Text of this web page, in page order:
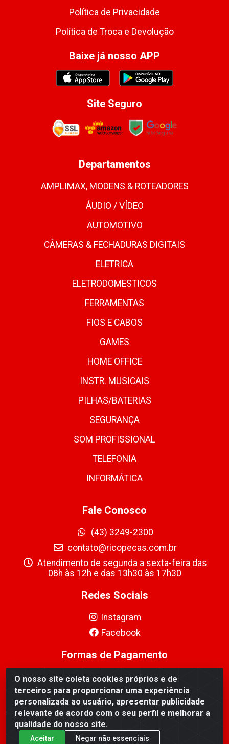
O nosso site coleta cookies próprios e de
terceiros para proporcionar uma experiência
personalizada ao usuário, apresentar publicidade
relevante de acordo com o seu perfil e melhorar a
qualidade do nosso site.
Aceitar Negar não essenciais
Política de Privacidade
Política de Troca e Devolução
Baixe já nosso APP
Site Seguro
Departamentos
AMPLIMAX, MODENS & ROTEADORES
ÁUDIO / VÍDEO
AUTOMOTIVO
CÂMERAS & FECHADURAS DIGITAIS
ELETRICA
ELETRODOMESTICOS
FERRAMENTAS
FIOS E CABOS
GAMES
HOME OFFICE
INSTR. MUSICAIS
PILHAS/BATERIAS
SEGURANÇA
SOM PROFISSIONAL
TELEFONIA
INFORMÁTICA
Fale Conosco
(43) 3249-2300
contato@ricopecas.com.br
Atendimento de segunda a sexta-feira das
08h às 12h e das 13h30 às 17h30
Redes Sociais
Instagram
Facebook
Formas de Pagamento
Ricopeças Comércio de componentes Eletrônicos Ltda -
Rua Alicio Francisco Mafra, 968 - Jardim Taroba,
Cambé/PR - CEP 86.191-390 - CNPJ 06.241.208/0001-